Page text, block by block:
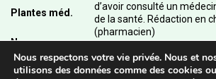
Plantes méd.
News
d’avoir consulté un
de la santé. Rédaction en
(pharmacien)
© 2003 - 2026
réservés / Crédits photos :
Nous respectons votre vie privée. Nous et
utilisons des données comme des cookies